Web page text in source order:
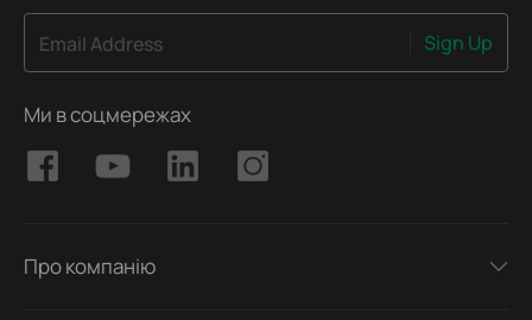
Email Address Sign Up
Ми в соцмережах
Про компанію